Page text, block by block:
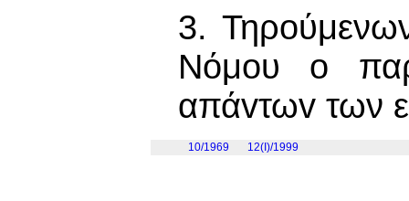
3.
Νόμου o
απάvτωv των
10/1969 12(I)/1999